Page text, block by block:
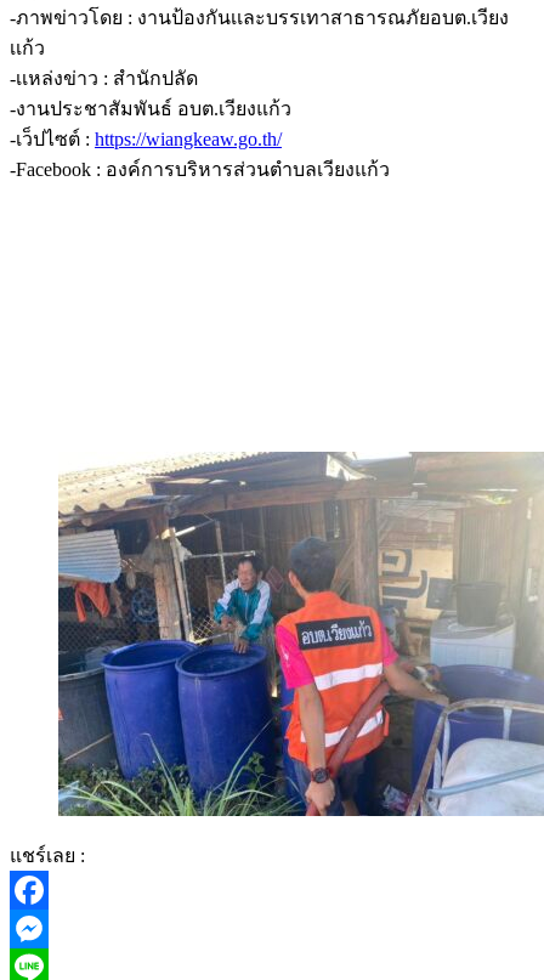
-ภาพข่าวโดย : งานป้องกันเเละบรรเทาสาธารณภัยอบต.เวียง
เเก้ว
-เเหล่งข่าว : สำนักปลัด ​
-งานประชาสัมพันธ์ อบต.เวียงแก้ว
-เว็ปไซต์ : https://wiangkeaw.go.th/
-Facebook : องค์การบริหารส่วนตำบลเวียงแก้ว
แชร์เลย :
Facebook
Messenger